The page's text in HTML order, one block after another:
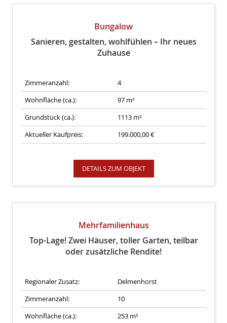
Bungalow
Sanieren, gestalten, wohlfühlen – Ihr neues
Zuhause
Zimmeranzahl:
4
Wohnfläche (ca.):
97 m²
Grundstück (ca.):
1113 m²
Aktueller Kaufpreis:
199.000,00 €
DETAILS ZUM OBJEKT
Mehrfamilienhaus
Top-Lage! Zwei Häuser, toller Garten, teilbar
oder zusätzliche Rendite!
Regionaler Zusatz:
Delmenhorst
Zimmeranzahl:
10
Wohnfläche (ca.):
253 m²